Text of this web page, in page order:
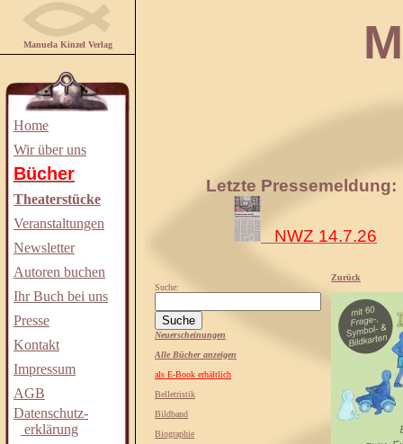
Manuela Kinzel Verlag
Home
Wir über uns
Bücher
Theaterstücke
Veranstaltungen
Newsletter
Autoren buchen
Ihr Buch bei uns
Presse
Kontakt
Impressum
AGB
Datenschutz-
erklärung
Letzte Pressemeldung:
NWZ 14.7.26
Suche:
Neuerscheinungen
Alle Bücher anzeigen
als E-Book erhältlich
Belletristik
Bildband
Biographie
Zurück